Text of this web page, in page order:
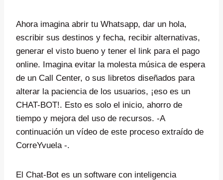
Ahora imagina abrir tu Whatsapp, dar un hola,
escribir sus destinos y fecha, recibir alternativas,
generar el visto bueno y tener el link para el pago
online. Imagina evitar la molesta música de espera
de un Call Center, o sus libretos diseñados para
alterar la paciencia de los usuarios, ¡eso es un
CHAT-BOT!. Esto es solo el inicio, ahorro de
tiempo y mejora del uso de recursos. -A
continuación un vídeo de este proceso extraído de
CorreYvuela -.
El Chat-Bot es un software con inteligencia